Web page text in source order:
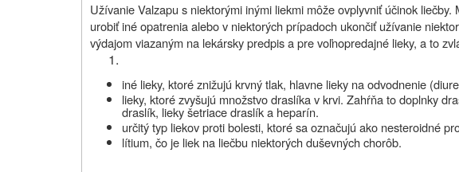
Užívanie Valzapu s niektorými inými liekmi môže ovplyvniť účinok
urobiť iné opatrenia alebo v niektorých prípadoch ukončiť užívanie
výdajom viazaným na lekársky predpis a pre voľnopredajné lieky, a to
iné lieky, ktoré znižujú krvný tlak, hlavne lieky na odvodnenie
lieky, ktoré zvyšujú množstvo draslíkav krvi. Zahŕňa to doplnky
draslík, lieky šetriace draslík a heparín.
určitý typ liekov proti bolesti, ktoré sa označujú ako nesteroidné
lítium, čo je liek na liečbu niektorých duševných chorôb.